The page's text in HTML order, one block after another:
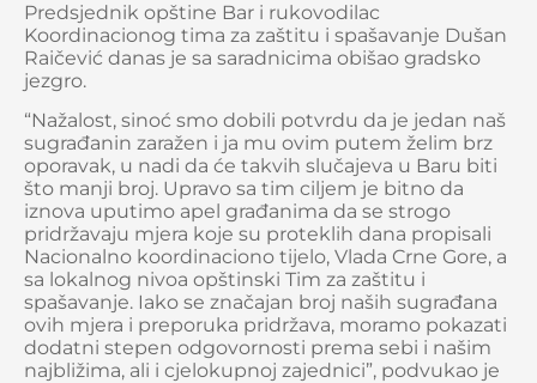
Predsjednik opštine Bar i rukovodilac
Koordinacionog tima za zaštitu i spašavanje Dušan
Raičević danas je sa saradnicima obišao gradsko
jezgro.
“Nažalost, sinoć smo dobili potvrdu da je jedan naš
sugrađanin zaražen i ja mu ovim putem želim brz
oporavak, u nadi da će takvih slučajeva u Baru biti
što manji broj. Upravo sa tim ciljem je bitno da
iznova uputimo apel građanima da se strogo
pridržavaju mjera koje su proteklih dana propisali
Nacionalno koordinaciono tijelo, Vlada Crne Gore, a
sa lokalnog nivoa opštinski Tim za zaštitu i
spašavanje. Iako se značajan broj naših sugrađana
ovih mjera i preporuka pridržava, moramo pokazati
dodatni stepen odgovornosti prema sebi i našim
najbližima, ali i cjelokupnoj zajednici”, podvukao je